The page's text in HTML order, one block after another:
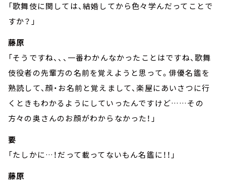
「歌舞伎に関しては、結婚してから色々学んだってことで
すか？」
藤原
「そうですね、、、一番わかんなかったことはですね、歌舞
伎役者の先輩方の名前を覚えようと思って。俳優名鑑を
熟読して、顔・お名前と覚えまして、楽屋にあいさつに行
くときもわかるようにしていったんですけど……その
方々の奥さんのお顔がわからなかった！」
要
「たしかに…！だって載ってないもん名鑑に！！」
藤原